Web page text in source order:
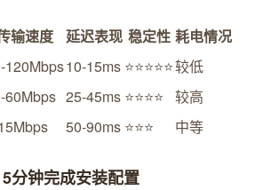
输速度 延迟表现 稳定性 耗电情况
120Mbps10-15ms ⭐⭐⭐⭐⭐较低
60Mbps 25-45ms ⭐⭐⭐⭐
较高
50-90ms ⭐⭐⭐ 中等
分钟完成安装配置